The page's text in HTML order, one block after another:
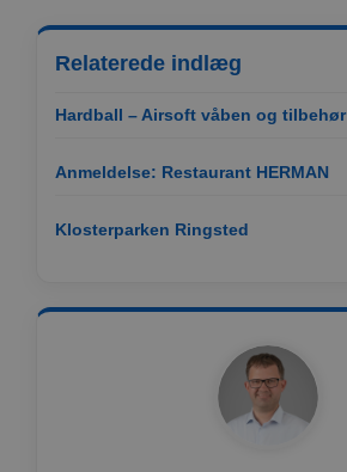
Relaterede indlæg
Hardball – Airsoft våben og tilbehør
Anmeldelse: Restaurant HERMAN
Klosterparken Ringsted